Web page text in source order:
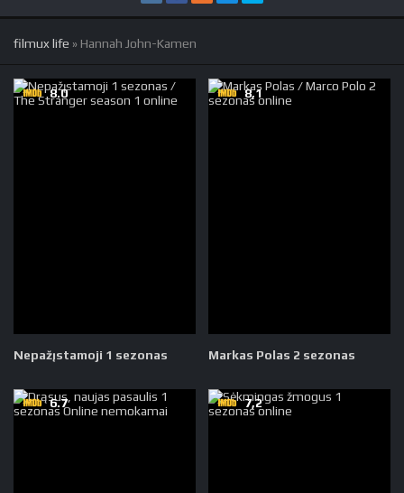
filmux life » Hannah John-Kamen
Nepažįstamoji 1 sezonas
8.0
Markas Polas 2 sezonas
8,1
6.7 7,2